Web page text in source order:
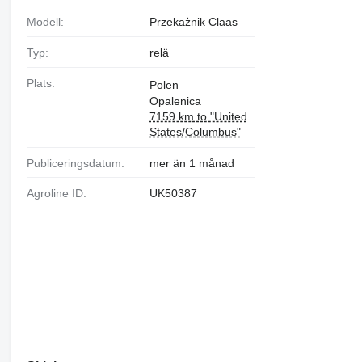
Modell: Przekażnik Claas
Typ: relä
Plats:
Polen
Opalenica
7159 km to "United
States/Columbus"
Publiceringsdatum: mer än 1 månad
Agroline ID: UK50387